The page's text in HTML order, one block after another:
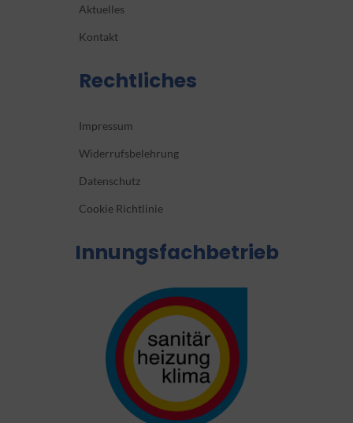
Aktuelles
Kontakt
Rechtliches
Impressum
Widerrufsbelehrung
Datenschutz
Cookie Richtlinie
Innungsfachbetrieb